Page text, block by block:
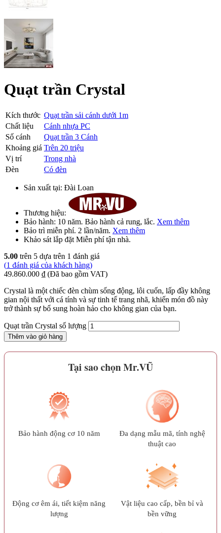
Quạt trần Crystal
Kích thước Quạt trần sải cánh dưới 1m
Chất liệu
Cánh nhựa PC
Số cánh
Quạt trần 3 Cánh
Khoảng giá Trên 20 triệu
Vị trí
Trong nhà
Đèn
Có đèn
Sản xuất tại: Đài Loan
Thương hiệu:
Bảo hành: 10 năm. Bảo hành cả rung, lắc. Xem thêm
Bảo trì miễn phí. 2 lần/năm. Xem thêm
Khảo sát lắp đặt Miễn phítận nhà.
5.00 trên 5 dựa trên 1 đánh giá
(1 đánh giá của khách hàng)
49.860.000 ₫ (Đã bao gồm VAT)
Crystal là một chiếc đèn chùm sống động, lôi cuốn, lấp đầy không
gian nội thất với cá tính và sự tinh tế trang nhã, khiến món đồ này
trở thành sự bổ sung hoàn hảo cho không gian của bạn.
Quạt trần Crystal số lượng
Thêm vào giỏ hàng
Tại sao chọn Mr.VŨ
Bảo hành động cơ 10 năm
Đa dạng mẫu mã, tính nghệ
thuật cao
Động cơ êm ái, tiết kiệm năng
lượng
Vật liệu cao cấp, bền bỉ và
bền vững